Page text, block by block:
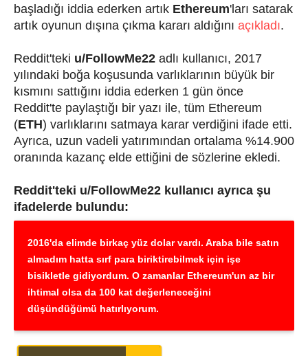
başladığı iddia ederken artık Ethereum'ları satarak
artık oyunun dışına çıkma kararı aldığını açıkladı.
Reddit'teki u/FollowMe22 adlı kullanıcı, 2017
yılındaki boğa koşusunda varlıklarının büyük bir
kısmını sattığını iddia ederken 1 gün önce
Reddit'te paylaştığı bir yazı ile, tüm Ethereum
(ETH) varlıklarını satmaya karar verdiğini ifade etti.
Ayrıca, uzun vadeli yatırımından ortalama %14.900
oranında kazanç elde ettiğini de sözlerine ekledi.
Reddit'teki u/FollowMe22 kullanıcı ayrıca şu
ifadelerde bulundu:
2016'da elimde birkaç yüz dolar vardı. Araba bile satın
almadım hatta sırf para biriktirebilmek için işe
bisikletle gidiyordum. O zamanlar Ethereum'un az bir
ihtimal olsa da 100 kat değerleneceğini
düşündüğümü hatırlıyorum.